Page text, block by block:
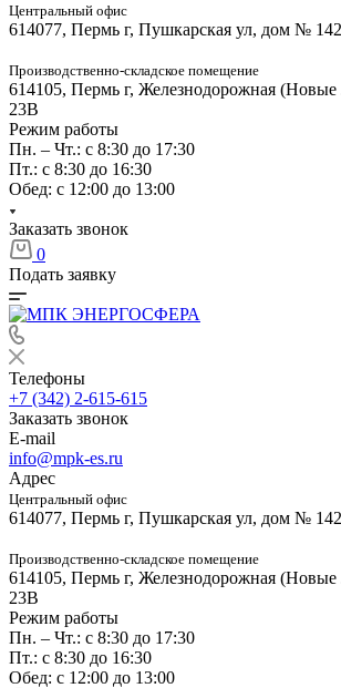
Центральный офис
614077, Пермь г, Пушкарская ул, дом № 142
Производственно-складское помещение
614105, Пермь г, Железнодорожная
23В
Режим работы
Пн. – Чт.: с 8:30 до 17:30
Пт.: с 8:30 до 16:30
Обед: с 12:00 до 13:00
Заказать звонок
0
Подать заявку
Телефоны
+7 (342) 2-615-615
Заказать звонок
E-mail
info@mpk-es.ru
Адрес
Центральный офис
614077, Пермь г, Пушкарская ул, дом № 142
Производственно-складское помещение
614105, Пермь г, Железнодорожная
23В
Режим работы
Пн. – Чт.: с 8:30 до 17:30
Пт.: с 8:30 до 16:30
Обед: с 12:00 до 13:00